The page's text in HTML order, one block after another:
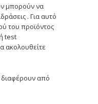
μπορούν να
. Για αυτό
του προϊόντος
test
ακολουθείτε
από